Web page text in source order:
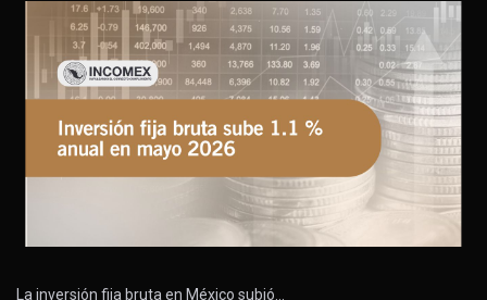
La inversión fija bruta en México subió…